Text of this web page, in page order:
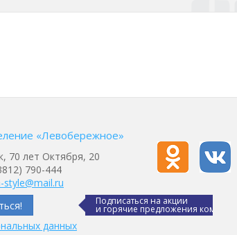
Подписаться на акции
и горячие предложения компании
данных
«Левобережное»
70 лет Октября, 20
790-444
style@mail.ru